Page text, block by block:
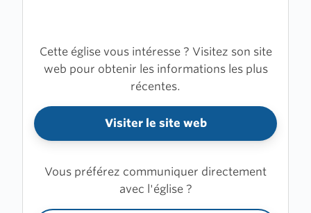
Cette église vous intéresse ? Visitez son site
web pour obtenir les informations les plus
récentes.
Visiter le site web
Vous préférez communiquer directement
avec l'église ?